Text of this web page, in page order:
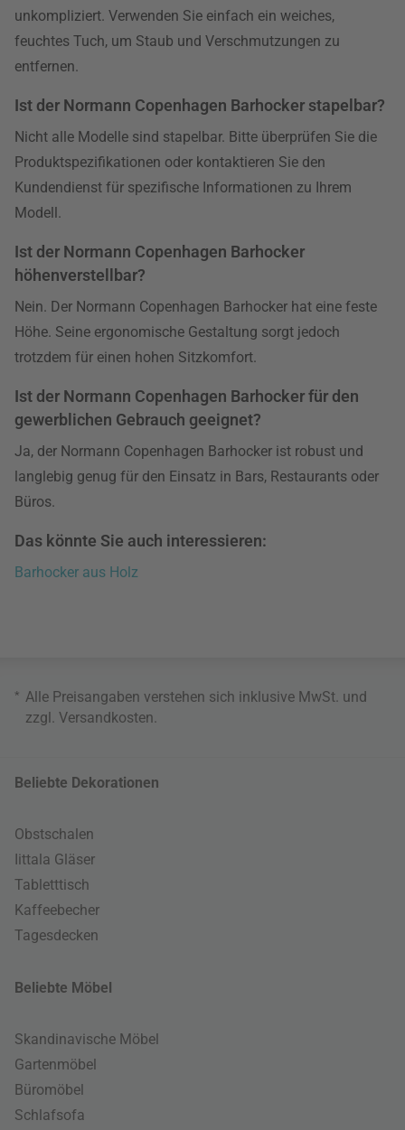
unkompliziert. Verwenden Sie einfach ein weiches,
feuchtes Tuch, um Staub und Verschmutzungen zu
entfernen.
Ist der Normann Copenhagen Barhocker stapelbar?
Nicht alle Modelle sind stapelbar. Bitte überprüfen Sie die
Produktspezifikationen oder kontaktieren Sie den
Kundendienst für spezifische Informationen zu Ihrem
Modell.
Ist der Normann Copenhagen Barhocker
höhenverstellbar?
Nein. Der Normann Copenhagen Barhocker hat eine feste
Höhe. Seine ergonomische Gestaltung sorgt jedoch
trotzdem für einen hohen Sitzkomfort.
Ist der Normann Copenhagen Barhocker für den
gewerblichen Gebrauch geeignet?
Ja, der Normann Copenhagen Barhocker ist robust und
langlebig genug für den Einsatz in Bars, Restaurants oder
Büros.
Das könnte Sie auch interessieren:
Barhocker aus Holz
* Alle Preisangaben verstehen sich inklusive MwSt. und
zzgl. Versandkosten.
Beliebte Dekorationen
Obstschalen
Iittala Gläser
Tabletttisch
Kaffeebecher
Tagesdecken
Beliebte Möbel
Skandinavische Möbel
Gartenmöbel
Büromöbel
Schlafsofa